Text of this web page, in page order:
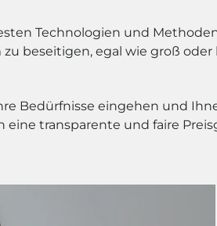
Technologien und
beseitigen, egal wie groß oder
Bedürfnisse eingehen und
transparente und faire